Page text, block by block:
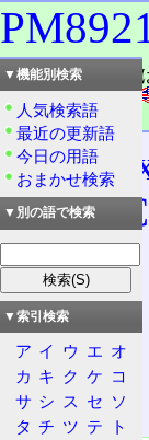
読み：ピーエム・
外語：PM8921
品詞：商品名
のPMIC
目次
概要
特徴
仕様
製品
▼機能別検索
人気検索語
最近の更新語
今日の用語
おまかせ検索
▼別の語で検索
▼索引検索
ア イ ウ エ オ
カ キ ク ケ コ
サ シ ス セ ソ
タ チ ツ テ
ト